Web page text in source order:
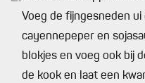
Voeg de fijngesneden
cayennepeper en
blokjes en voeg ook bij
de kook en laat een